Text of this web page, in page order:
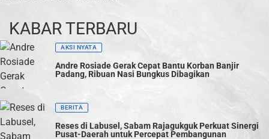
KABAR TERBARU
AKSI NYATA
Andre Rosiade Gerak Cepat Bantu Korban Banjir
Padang, Ribuan Nasi Bungkus Dibagikan
BERITA
Reses di Labusel, Sabam Rajagukguk Perkuat Sinergi
Pusat-Daerah untuk Percepat Pembangunan